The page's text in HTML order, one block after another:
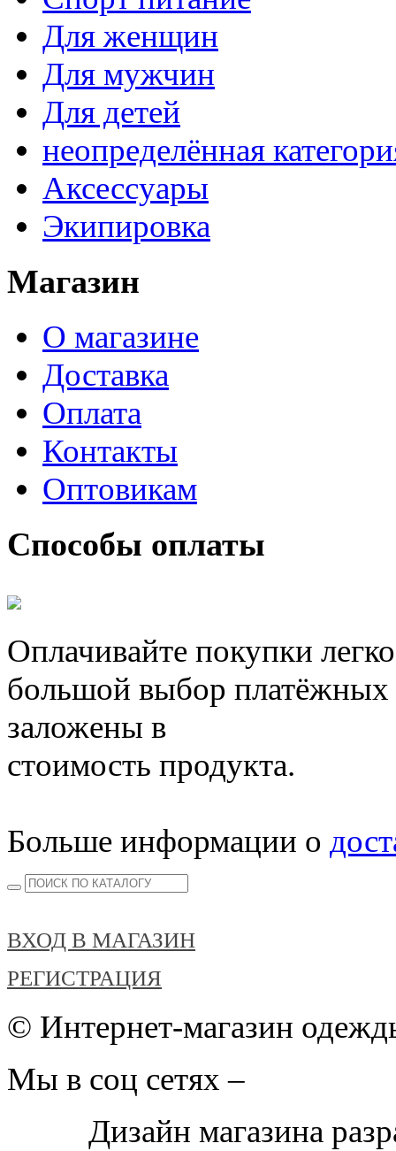
Для женщин
Для мужчин
Для детей
неопределённая
Аксессуары
Экипировка
Магазин
О магазине
Доставка
Оплата
Контакты
Оптовикам
Способы оплаты
Оплачивайте покупки
большой выбор
заложены в
стоимость продукта.
Больше информации о
ВХОД В МАГАЗИН
РЕГИСТРАЦИЯ
© Интернет-магазин
Мы в соц сетях –
Дизайн магазина